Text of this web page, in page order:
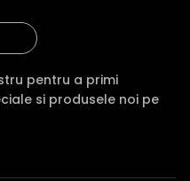
pentru a primi
si produsele noi pe